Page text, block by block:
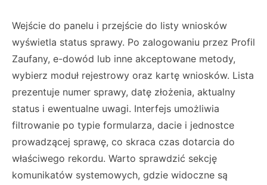
Wejście do panelu i przejście do listy wniosków
wyświetla status sprawy. Po zalogowaniu przez Profil
Zaufany, e-dowód lub inne akceptowane metody,
wybierz moduł rejestrowy oraz kartę wniosków. Lista
prezentuje numer sprawy, datę złożenia, aktualny
status i ewentualne uwagi. Interfejs umożliwia
filtrowanie po typie formularza, dacie i jednostce
prowadzącej sprawę, co skraca czas dotarcia do
właściwego rekordu. Warto sprawdzić sekcję
komunikatów systemowych, gdzie widoczne są